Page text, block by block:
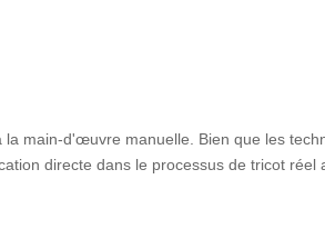
main-d'œuvre manuelle. Bien que les
directe dans le processus de tricot réel